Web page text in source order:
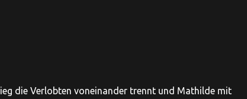
die Verlobten voneinander trennt und Mathilde mit